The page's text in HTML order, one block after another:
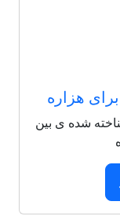
هزاره
از 125 شاعر شناخته شده ی بین